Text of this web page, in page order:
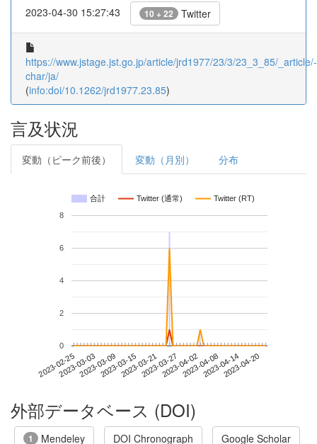
2023-04-30 15:27:43 10 + 22 Twitter
https://www.jstage.jst.go.jp/article/jrd1977/23/3/23_3_85/_article/-
char/ja/
(info:doi/10.1262/jrd1977.23.85)
言及状況
変動（ピーク前後） 変動（月別） 分布
合計 Twitter (通常) Twitter (RT)
2023-02-252023-03-032023-03-092023-03-152023-03-212023-03-272023-04-022023-04-082023-04-142023-04-20
0
2
4
6
8
外部データベース (DOI)
1 Mendeley DOI Chronograph Google Scholar